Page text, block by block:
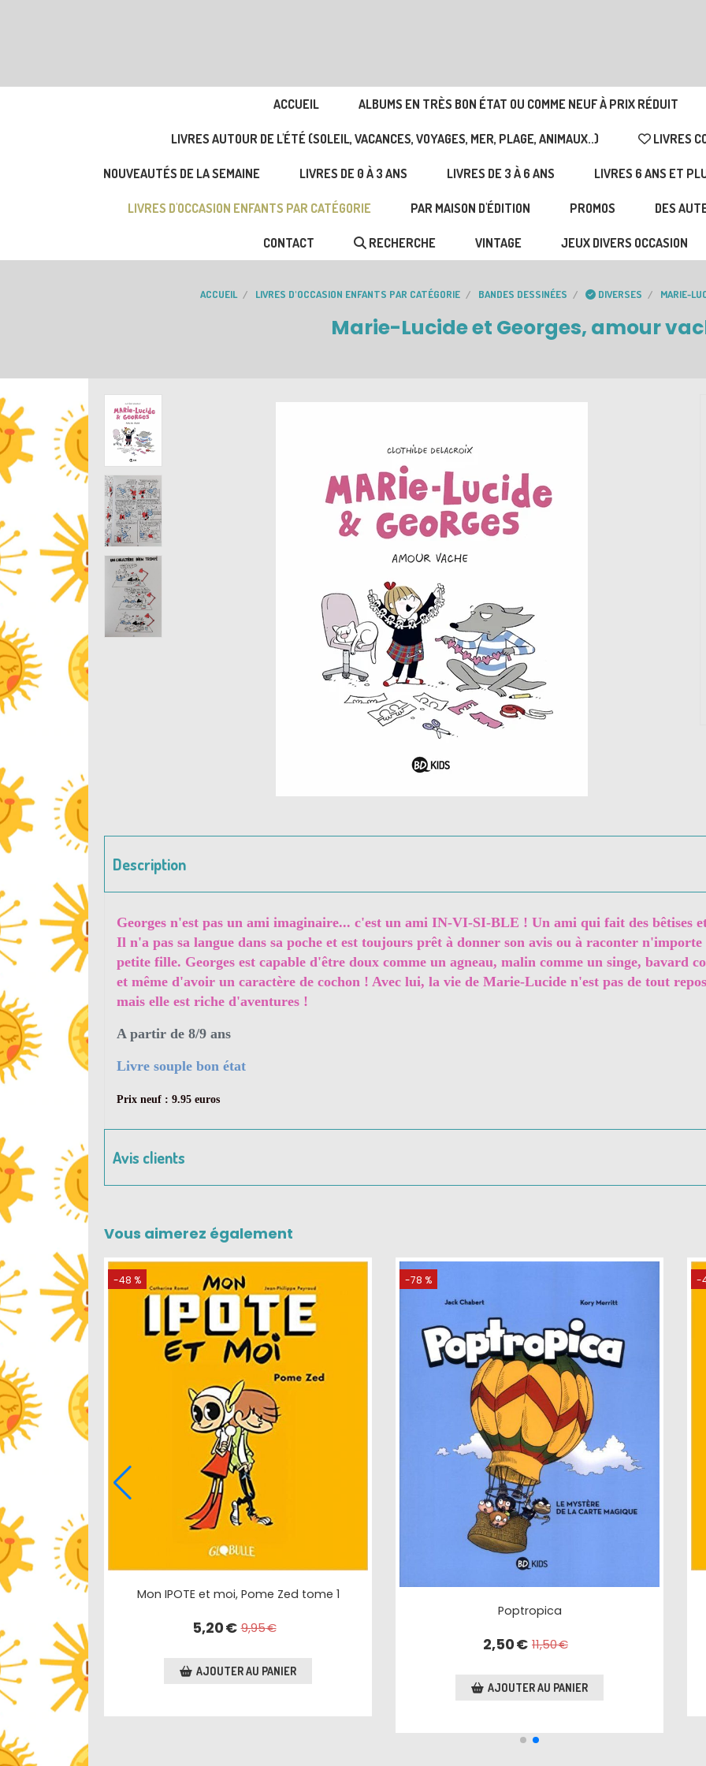
ACCUEIL ALBUMS EN TRÈS BON ÉTAT OU COMME NEUF À PRIX RÉDUIT
LIVRES AUTOUR DE L'ÉTÉ (SOLEIL, VACANCES, VOYAGES, MER, PLAGE, ANIMAUX..) LIVRES
NOUVEAUTÉS DE LA SEMAINE LIVRES DE 0 À 3 ANS LIVRES DE 3 À 6 ANS LIVRES 6 ANS ET
LIVRES D'OCCASION ENFANTS PAR CATÉGORIE PAR MAISON D'ÉDITION PROMOS DES
CONTACT RECHERCHE VINTAGE JEUX DIVERS OCCASION
ACCUEIL LIVRES D'OCCASION ENFANTS PAR CATÉGORIE BANDES DESSINÉES DIVERSES MARIE-
Marie-Lucide et Georges, amour
Description
Georges n'est pas un ami imaginaire... c'est un ami IN-VI-SI-BLE ! Un ami qui fait des bêtises
Il n'a pas sa langue dans sa poche et est toujours prêt à donner son avis ou à raconter
petite fille. Georges est capable d'être doux comme un agneau, malin comme un singe, bavard
et même d'avoir un caractère de cochon ! Avec lui, la vie de Marie-Lucide n'est pas de tout
mais elle est riche d'aventures !
A partir de 8/9 ans
Livre souple bon état
Prix neuf : 9.95 euros
Avis clients
Vous aimerez également
-48 %
Mon IPOTE et moi, Pome Zed tome 1
5,20€ 9,95€
AJOUTER AU PANIER
-78 %
Poptropica
2,50€ 11,50€
AJOUTER AU PANIER
-